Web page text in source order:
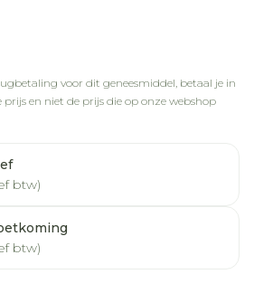
voor dit geneesmiddel, betaal je in
prijs en niet de prijs die op onze webshop
btw)
btw)